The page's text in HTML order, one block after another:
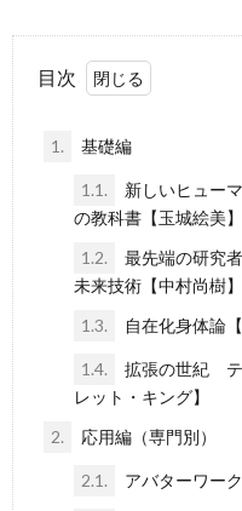
目次
1. 基礎編
1.1.
新しいヒュー
の教科書【玉城絵美】
1.2.
最先端の研究
未来技術【中村尚樹】
1.3.
自在化身体論
1.4.
拡張の世紀 テ
レット・キング】
2.
応用編（専門別）
2.1. アバターワー